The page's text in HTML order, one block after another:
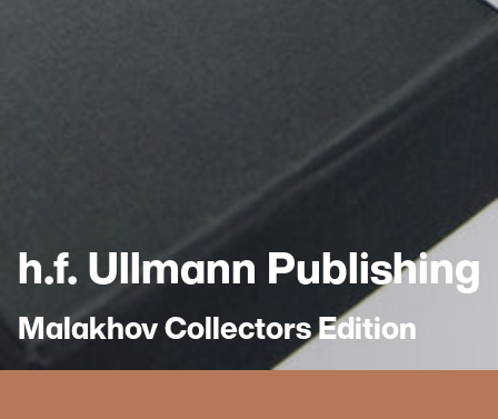
h.f. Ullmann Publishing
Malakhov Collectors Edition